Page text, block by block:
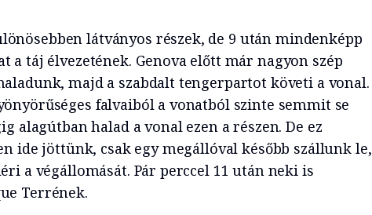
látványos részek, de 9 után mindenképp
a táj élvezetének. Genova előtt már nagyon szép
majd a szabdalt tengerpartot követi a vonal.
falvaiból a vonatból szinte semmit se
alagútban halad a vonal ezen a részen. De ez
ide jöttünk, csak egy megállóval később szállunk le,
a végállomását. Pár perccel 11 után neki is
Terrének.